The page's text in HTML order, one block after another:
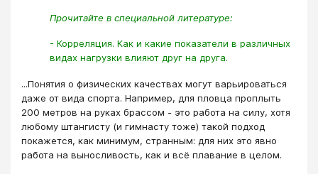
Прочитайте в специальной литературе:
- Корреляция. Как и какие показатели в различных
видах нагрузки влияют друг на друга.
...Понятия о физических качествах могут варьироваться
даже от вида спорта. Например, для пловца проплыть
200 метров на руках брассом - это работа на силу, хотя
любому штангисту (и гимнасту тоже) такой подход
покажется, как минимум, странным: для них это явно
работа на выносливость, как и всё плавание в целом.